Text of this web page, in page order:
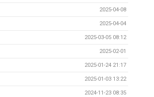
2025-04-08
2025-04-04
2025-03-05 08:12
2025-02-01
2025-01-24 21:17
2025-01-03 13:22
2024-11-23 08:35